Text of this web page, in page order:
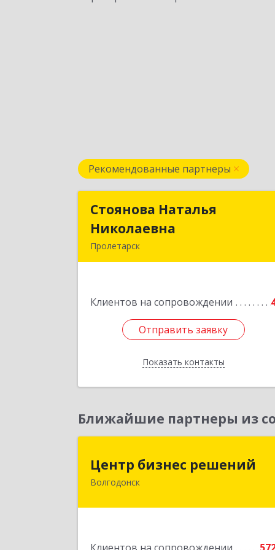
Рекомендованные партнеры
Стоянова Наталья
Николаевна
Пролетарск
Клиентов на сопровождении
Отправить заявку
Показать контакты
Стоянова Наталья
Отправить заявку
Назад
Ближайшие партнеры из
Центр бизнес решений
Волгодонск
Центр бизнес решений
347375, Ростовская обл, Волгодонск г,